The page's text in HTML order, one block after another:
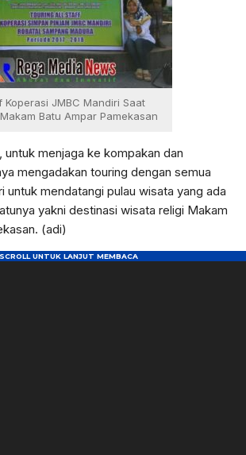
Koperasi JMBC Mandiri Saat
Batu Ampar Pamekasan
untuk menjaga ke kompakan dan
mengadakan touring dengan semua
untuk mendatangi pulau wisata yang ada
yakni destinasi wisata religi Makam
(adi)